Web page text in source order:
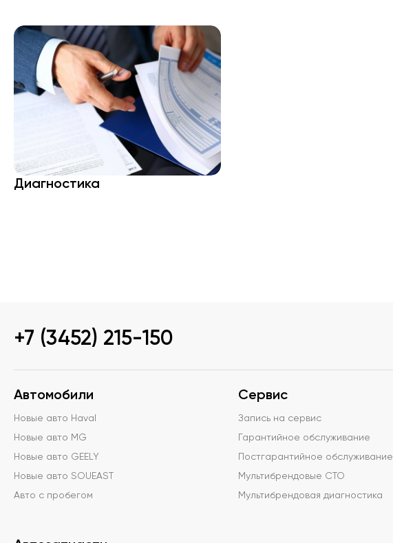
Диагностика
+7 (3452) 215-150
Автомобили
Новые авто Haval
Новые авто MG
Новые авто GEELY
Новые авто SOUEAST
Авто с пробегом
Сервис
Запись на сервис
Гарантийное обслуживание
Постгарантийное обслуживание
Мультибрендовые СТО
Мультибрендовая диагностика